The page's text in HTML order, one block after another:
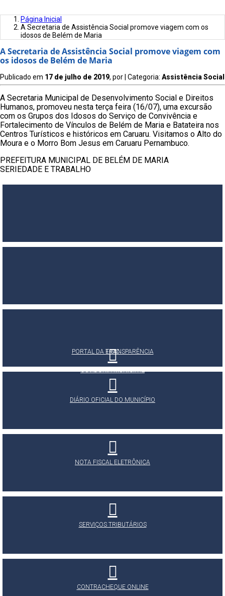
Página Inicial
A Secretaria de Assistência Social promove viagem com os
idosos de Belém de Maria
A Secretaria de Assistência Social promove viagem com
os idosos de Belém de Maria
Publicado em 17 de julho de 2019, por | Categoria: Assistência Social
A Secretaria Municipal de Desenvolvimento Social e Direitos
Humanos, promoveu nesta terça feira (16/07), uma excursão
com os Grupos dos Idosos do Serviço de Convivência e
Fortalecimento de Vínculos de Belém de Maria e Batateira nos
Centros Turísticos e históricos em Caruaru. Visitamos o Alto do
Moura e o Morro Bom Jesus em Caruaru Pernambuco.
PREFEITURA MUNICIPAL DE BELÉM DE MARIA
SERIEDADE E TRABALHO
PORTAL DA TRANSPARÊNCIA
E-SIC
OUVIDORIA MUNICIPAL
DIÁRIO OFICIAL DO MUNICÍPIO
NOTA FISCAL ELETRÔNICA
SERVIÇOS TRIBUTÁRIOS
CONTRACHEQUE ONLINE